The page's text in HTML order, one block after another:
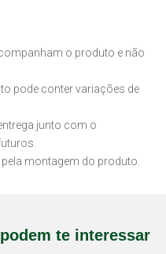
o produto e não
pode conter variações de
junto com o
montagem do produto.
te interessar